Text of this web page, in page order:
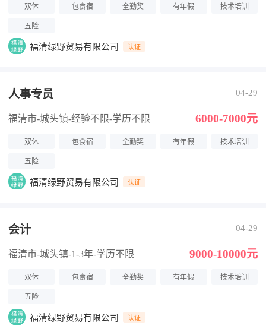
双休 包食宿 全勤奖 有年假 技术培训
五险
福清绿野贸易有限公司 认证
人事专员 04-29
福清市-城头镇-经验不限-学历不限 6000-7000元
双休 包食宿 全勤奖 有年假 技术培训
五险
福清绿野贸易有限公司 认证
会计 04-29
福清市-城头镇-1-3年-学历不限 9000-10000元
双休 包食宿 全勤奖 有年假 技术培训
五险
福清绿野贸易有限公司 认证